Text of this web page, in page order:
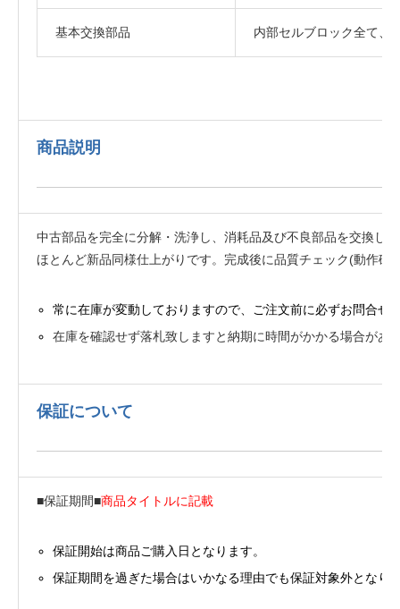
基本交換部品 内部セルブロック全て、
商品説明
中古部品を完全に分解・洗浄し、消耗品及び不良部品を交換し
ほとんど新品同様仕上がりです。完成後に品質チェック(動作確
常に在庫が変動しておりますので、ご注文前に必ずお問合せ
在庫を確認せず落札致しますと納期に時間がかかる場合があ
保証について
■保証期間■商品タイトルに記載
保証開始は商品ご購入日となります。
保証期間を過ぎた場合はいかなる理由でも保証対象外となり